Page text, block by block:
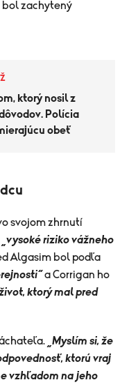
bol zachytený
ktorý nosil z
Polícia
obeť
svojom zhrnutí
„vysoké riziko vážneho
Algasim bol podľa
a Corrigan ho
život, ktorý mal pred
„Myslím si, že
ktorú vraj
vzhľadom na jeho